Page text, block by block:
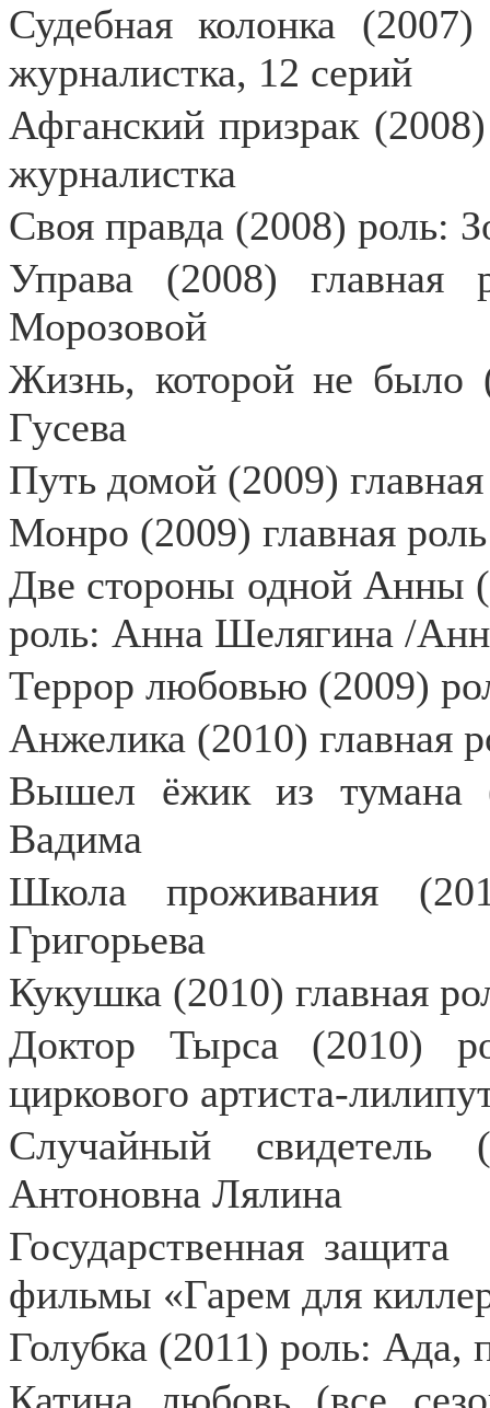
Судебная колонка
журналистка, 12 серий
Афганский призрак
журналистка
Своя правда (2008) роль:
Управа (2008) главная
Морозовой
Жизнь, которой не было
Гусева
Путь домой (2009)
Монро (2009) главная
Две стороны одной Анны
роль: Анна Шелягина /
Террор любовью (2009)
Анжелика (2010) главная
Вышел ёжик из тумана
Вадима
Школа проживания
Григорьева
Кукушка (2010) главная
Доктор Тырса (2010)
циркового артиста-
Случайный
Антоновна Лялина
Государственная защита
фильмы «Гарем для
Голубка (2011) роль: Ада,